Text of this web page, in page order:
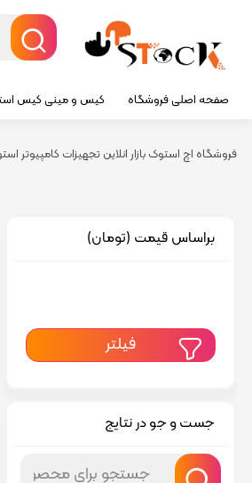
صفحه اصلی فروشگاه کیس و مینی کیس
فروشگاه اچ استوک بازار انلاین تجهیزات کامپیوتر
براساس قیمت (تومان)
فیلتر
جست و جو در نتایج